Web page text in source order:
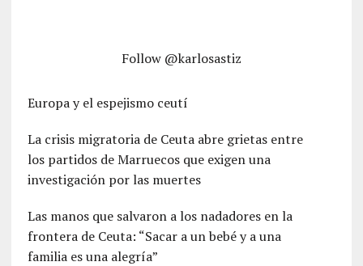
Follow @karlosastiz
Europa y el espejismo ceutí
La crisis migratoria de Ceuta abre grietas entre
los partidos de Marruecos que exigen una
investigación por las muertes
Las manos que salvaron a los nadadores en la
frontera de Ceuta: “Sacar a un bebé y a una
familia es una alegría”